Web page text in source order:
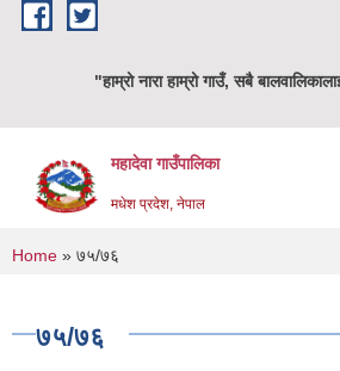
Skip to main content
"हाम्रो नारा हाम्रो गाउँ, सबै
महादेवा गाउँपालिका
मधेश प्रदेश, नेपाल
You are here
Home » ७५/७६
७५/७६